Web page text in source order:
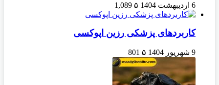
6 اردیبهشت 1404 ۵ 1,089
کاربردهای پزشکی رزین اپوکسی
9 شهریور 1404 ۵ 801